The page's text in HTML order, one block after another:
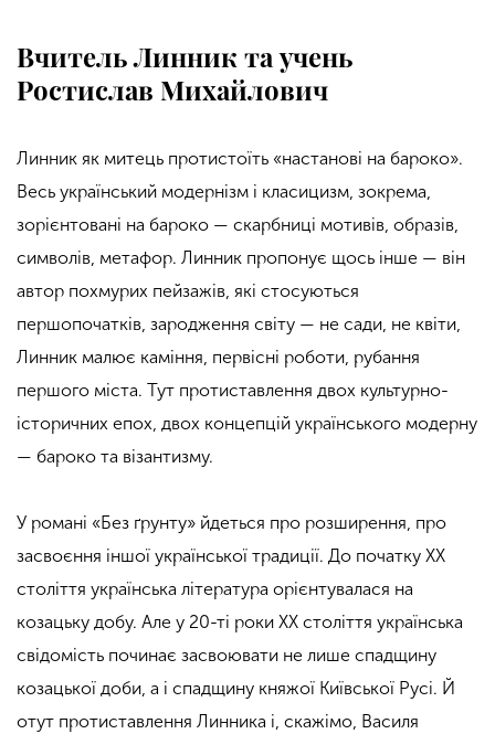
Вчитель Линник та учень
Ростислав Михайлович
Линник як митець протистоїть «настанові на бароко».
Весь український модернізм і класицизм, зокрема,
зорієнтовані на бароко — скарбниці мотивів, образів,
символів, метафор. Линник пропонує щось інше — він
автор похмурих пейзажів, які стосуються
першопочатків, зародження світу — не сади, не квіти,
Линник малює каміння, первісні роботи, рубання
першого міста. Тут протиставлення двох культурно-
історичних епох, двох концепцій українського модерну
— бароко та візантизму.
У романі «Без ґрунту» йдеться про розширення, про
засвоєння іншої української традиції. До початку XX
століття українська література орієнтувалася на
козацьку добу. Але у 20-ті роки XX століття українська
свідомість починає засвоювати не лише спадщину
козацької доби, а і спадщину княжої Київської Русі. Й
отут протиставлення Линника і, скажімо, Василя